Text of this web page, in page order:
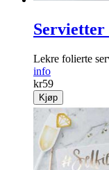
Servietter
Lekre folierte
info
kr59
Kjøp